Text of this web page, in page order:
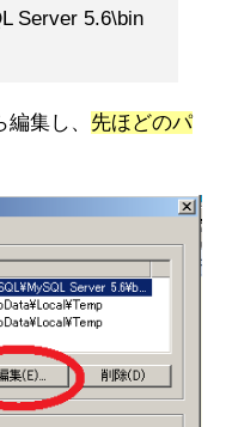
Server 5.6\bin
編集し、 先ほどのパ